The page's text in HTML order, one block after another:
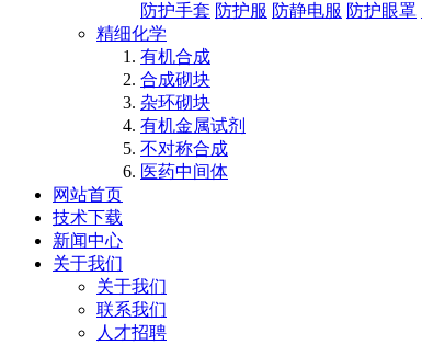
防护手套 防护服 防静电服 防护眼罩
精细化学
有机合成
合成砌块
杂环砌块
有机金属试剂
不对称合成
医药中间体
网站首页
技术下载
新闻中心
关于我们
关于我们
联系我们
人才招聘